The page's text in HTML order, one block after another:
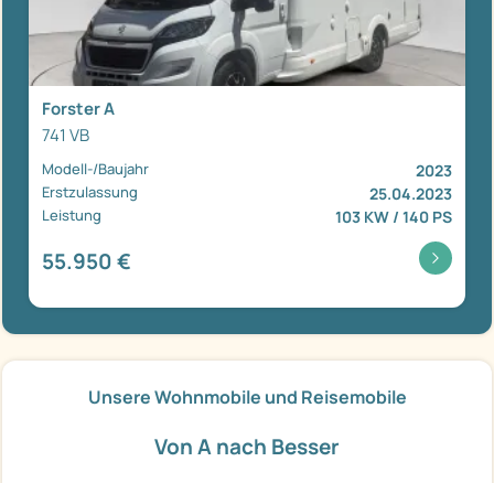
Forster A
741 VB
Modell-/Baujahr 2023
Erstzulassung 25.04.2023
Leistung 103 KW / 140 PS
55.950 €
Unsere Wohnmobile und Reisemobile
Von A nach Besser